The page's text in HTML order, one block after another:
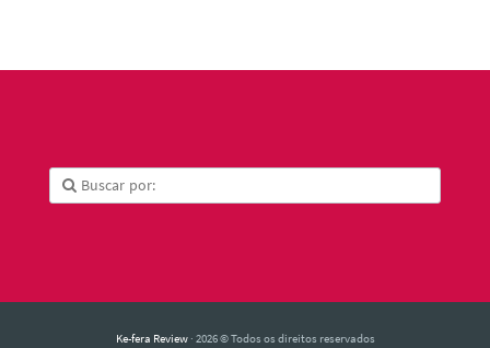
Ke-fera Review· 2026 © Todos os direitos reservados